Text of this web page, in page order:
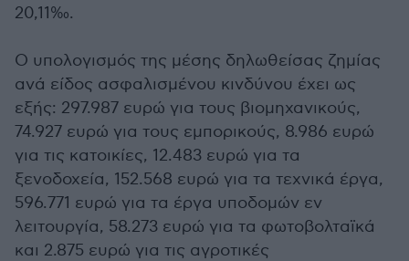
20,11‰.
Ο υπολογισμός της μέσης δηλωθείσας ζημίας
ανά είδος ασφαλισμένου κινδύνου έχει ως
εξής: 297.987 ευρώ για τους βιομηχανικούς,
74.927 ευρώ για τους εμπορικούς, 8.986 ευρώ
για τις κατοικίες, 12.483 ευρώ για τα
ξενοδοχεία, 152.568 ευρώ για τα τεχνικά έργα,
596.771 ευρώ για τα έργα υποδομών εν
λειτουργία, 58.273 ευρώ για τα φωτοβολταϊκά
και 2.875 ευρώ για τις αγροτικές